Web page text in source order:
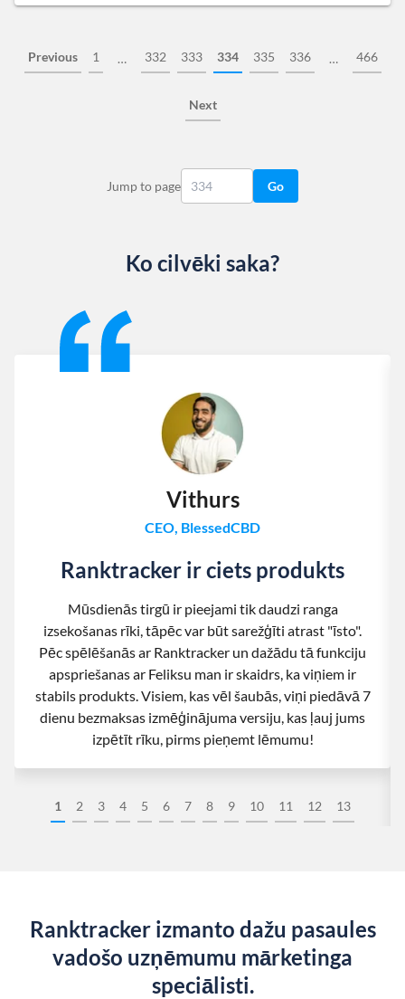
Previous 1 … 332 333 334 335 336 … 466
Next
Jump to page Go
Ko cilvēki saka?
1 2 3 4 5 6 7 8 9 10 11 12 13
Vithurs
CEO, BlessedCBD
Ranktracker ir ciets produkts
Mūsdienās tirgū ir pieejami tik daudzi ranga
izsekošanas rīki, tāpēc var būt sarežģīti atrast "īsto".
Pēc spēlēšanās ar Ranktracker un dažādu tā funkciju
apspriešanas ar Feliksu man ir skaidrs, ka viņiem ir
stabils produkts. Visiem, kas vēl šaubās, viņi piedāvā 7
dienu bezmaksas izmēģinājuma versiju, kas ļauj jums
izpētīt rīku, pirms pieņemt lēmumu!
Ranktracker izmanto dažu pasaules
vadošo uzņēmumu mārketinga
speciālisti.